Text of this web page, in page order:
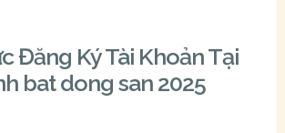
Đăng Ký Tài Khoản Tại
bat dong san 2025